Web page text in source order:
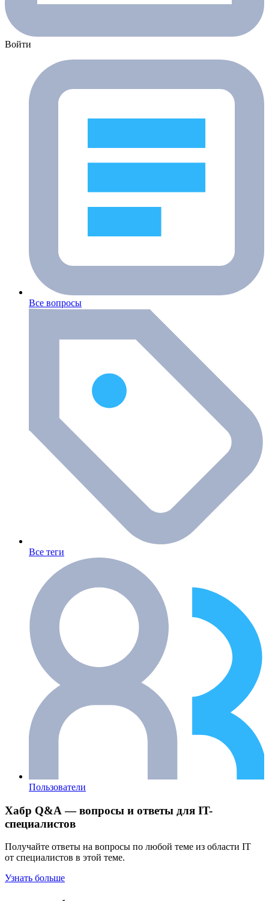
Войти
Все вопросы
Все теги
Пользователи
Хабр Q&A — вопросы и ответы для IT-
специалистов
Получайте ответы на вопросы по любой теме из области IT
от специалистов в этой теме.
Узнать больше